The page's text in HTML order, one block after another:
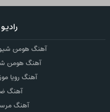
آهنگ هومن
آهنگ هومن
آهنگ رویا
آهنگ
آهنگ